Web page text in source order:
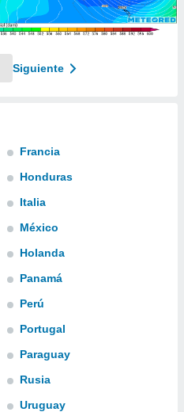
Siguiente
Francia
Honduras
Italia
México
Holanda
Panamá
Perú
Portugal
Paraguay
Rusia
Uruguay